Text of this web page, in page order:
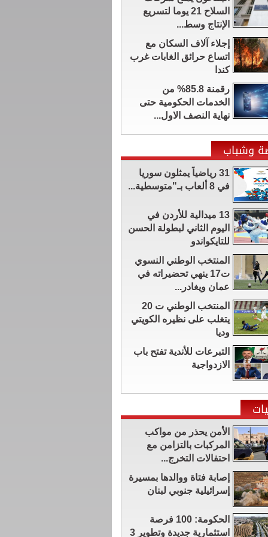
السلاح 21 يوما لتسريع
الإنتاج وسط...
إجلاء آلاف السكان مع
اتساع حرائق الغابات غرب
كندا
رقمنة 85.8% من
الخدمات الحكومية حتى
نهاية النصف الاول...
وشباب
31 رياضياً يمثلون سوريا
في 8 ألعاب بـ"متوسطية...
13 ميدالية للأردن في
اليوم الثاني لبطولة الحسن
للتايكواندو
المنتخب الوطني النسوي
ت17 ينهي تحضيراته في
عمان ويغادر...
المنتخب الوطني ت 20
يتغلب على نظيره الكويتي
وديا
التبرعات للأندية تفتح باب
الازدواجية
الأمن يحذر من مواكب
المركبات بالتزامن مع
احتفالات التخرج...
إصابة فتاة ووالدها بمسيرة
إسرائيلية جنوبي لبنان
الحكومة: 100 فرصة
استثمارية جديدة وتطوير 3